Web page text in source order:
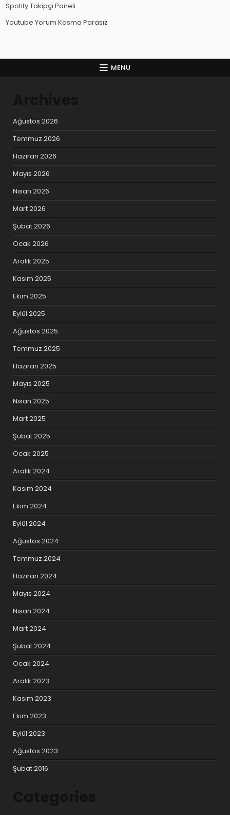
Spotify Takipçi Paneli
Youtube Yorum Kasma Parasız
MENU
Ağustos 2026
Temmuz 2026
Haziran 2026
Mayıs 2026
Nisan 2026
Mart 2026
Şubat 2026
Ocak 2026
Aralık 2025
Kasım 2025
Ekim 2025
Eylül 2025
Ağustos 2025
Temmuz 2025
Haziran 2025
Mayıs 2025
Nisan 2025
Mart 2025
Şubat 2025
Ocak 2025
Aralık 2024
Kasım 2024
Ekim 2024
Eylül 2024
Ağustos 2024
Temmuz 2024
Haziran 2024
Mayıs 2024
Nisan 2024
Mart 2024
Şubat 2024
Ocak 2024
Aralık 2023
Kasım 2023
Ekim 2023
Eylül 2023
Ağustos 2023
Şubat 2016